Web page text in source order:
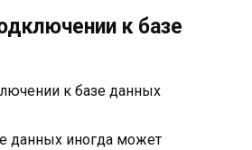
к базе
данных иногда может